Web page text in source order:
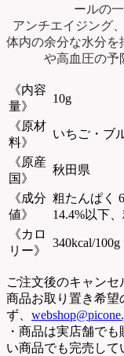
ールの
アンチエイジング
体内の余分な水分を
や高血圧の予
《内容
量》
10g
《原材
料》
いちご・ブ
《原産
国》
秋田県
《成分
値》
粗たんぱく
14.4%以下
《カロ
リー》
340kcal/100g
ご注文後のキャンセ
商品お取り置き希望
ず、
・商品は実店舗で
い商品でも完売して